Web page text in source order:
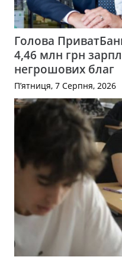
Голова
4,46 млн грн
негрошових благ
П’ятниця, 7 Серпня, 2026